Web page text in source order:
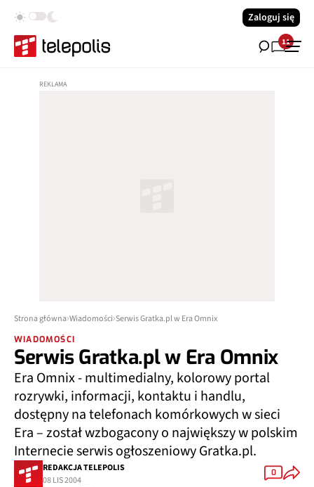
Zaloguj się
11
Strona główna Wiadomości Serwis Gratka.pl w Era Omnix
WIADOMOŚCI
Serwis Gratka.pl w Era Omnix
Era Omnix - multimedialny, kolorowy portal
rozrywki, informacji, kontaktu i handlu,
dostępny na telefonach komórkowych w sieci
Era – został wzbogacony o największy w polskim
Internecie serwis ogłoszeniowy Gratka.pl.
REDAKCJA TELEPOLIS
08 LIS 2004
0